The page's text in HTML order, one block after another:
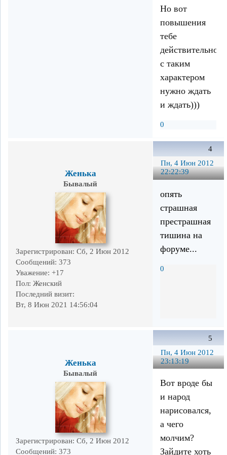
Но вот
повышения
тебе
действительно
с таким
характером
нужно ждать
и ждать)))
0
4
Пн, 4 Июн 2012
22:22:39
Женька
Бывалый
Зарегистрирован: Сб, 2 Июн 2012
Сообщений: 373
Уважение: +17
Пол: Женский
Последний визит:
Вт, 8 Июн 2021 14:56:04
опять
страшная
престрашная
тишина на
форуме...
0
5
Пн, 4 Июн 2012
23:13:19
Женька
Бывалый
Зарегистрирован: Сб, 2 Июн 2012
Сообщений: 373
Вот вроде бы
и народ
нарисовался,
а чего
молчим?
Зайдите хоть